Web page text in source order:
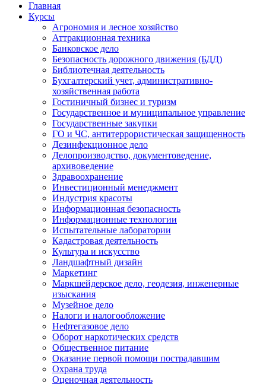
Главная
Курсы
Агрономия и лесное хозяйство
Аттракционная техника
Банковское дело
Безопасность дорожного движения (БДД)
Библиотечная деятельность
Бухгалтерский учет, административно-
хозяйственная работа
Гостиничный бизнес и туризм
Государственное и муниципальное управление
Государственные закупки
ГО и ЧС, антитеррористическая защищенность
Дезинфекционное дело
Делопроизводство, документоведение,
архивоведение
Здравоохранение
Инвестиционный менеджмент
Индустрия красоты
Информационная безопасность
Информационные технологии
Испытательные лаборатории
Кадастровая деятельность
Культура и искусство
Ландшафтный дизайн
Маркетинг
Маркшейдерское дело, геодезия, инженерные
изыскания
Музейное дело
Налоги и налогообложение
Нефтегазовое дело
Оборот наркотических средств
Общественное питание
Оказание первой помощи пострадавшим
Охрана труда
Оценочная деятельность